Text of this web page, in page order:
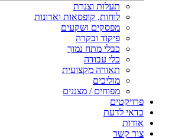
תעלות וצנרת
לוחות, קופסאות וארונות
מפסקים ושקעים
פיקוד ובקרה
כבלי מתח נמוך
כלי עבודה
תאורה מקצועית
מוליכים
מפוחים / מצננים
פרויקטים
כדאי לדעת
אודות
צור קשר